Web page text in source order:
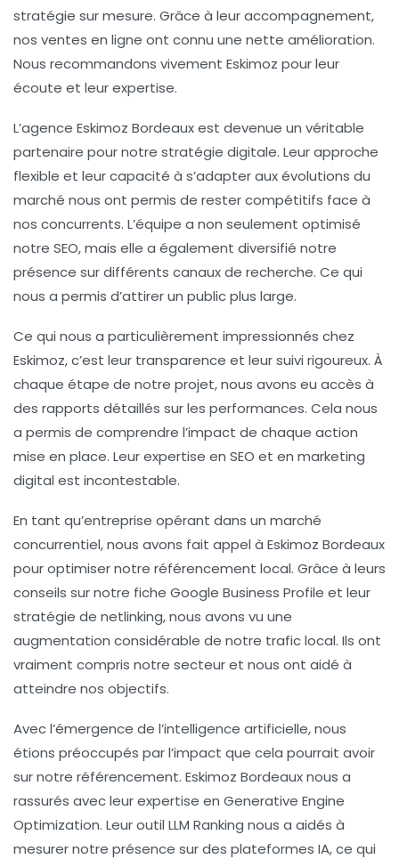
stratégie sur mesure. Grâce à leur accompagnement,
nos ventes en ligne ont connu une nette amélioration.
Nous recommandons vivement Eskimoz pour leur
écoute et leur expertise.
L’agence Eskimoz Bordeaux est devenue un véritable
partenaire pour notre stratégie digitale. Leur approche
flexible et leur capacité à s’adapter aux évolutions du
marché nous ont permis de rester compétitifs face à
nos concurrents. L’équipe a non seulement optimisé
notre SEO, mais elle a également diversifié notre
présence sur différents canaux de recherche. Ce qui
nous a permis d’attirer un public plus large.
Ce qui nous a particulièrement impressionnés chez
Eskimoz, c’est leur transparence et leur suivi rigoureux. À
chaque étape de notre projet, nous avons eu accès à
des rapports détaillés sur les performances. Cela nous
a permis de comprendre l’impact de chaque action
mise en place. Leur expertise en SEO et en marketing
digital est incontestable.
En tant qu’entreprise opérant dans un marché
concurrentiel, nous avons fait appel à Eskimoz Bordeaux
pour optimiser notre référencement local. Grâce à leurs
conseils sur notre fiche Google Business Profile et leur
stratégie de netlinking, nous avons vu une
augmentation considérable de notre trafic local. Ils ont
vraiment compris notre secteur et nous ont aidé à
atteindre nos objectifs.
Avec l’émergence de l’intelligence artificielle, nous
étions préoccupés par l’impact que cela pourrait avoir
sur notre référencement. Eskimoz Bordeaux nous a
rassurés avec leur expertise en Generative Engine
Optimization. Leur outil LLM Ranking nous a aidés à
mesurer notre présence sur des plateformes IA, ce qui